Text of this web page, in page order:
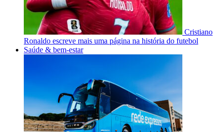
Cristiano
Ronaldo escreve mais uma página na história do futebol
Saúde & bem-estar